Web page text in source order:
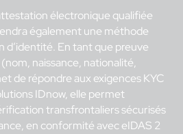
électronique qualifiée
également une méthode
En tant que preuve
naissance, nationalité,
de répondre aux exigences KYC
IDnow, elle permet
transfrontaliers sécurisés
en conformité aveceIDAS 2